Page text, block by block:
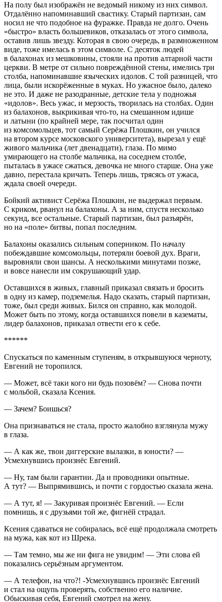
На полу был изображён не ведомый никому из них символ.
Отдалённо напоминавший свастику. Старый партизан, сам
носил не что подобное на фуражке. Правда не долго. Очень
«быстро» власть большевиков, отказалась от этого символа,
оставив лишь звезду. Которая в свою очередь, в размноженном
виде, тоже имелась в этом символе. С десяток людей
в балахонах из мешковины, стояли на против алтарной части
церкви. В метре от сильно повреждённой стены, имелись три
столба, напоминавшие языческих идолов. С той разницей, что
лица, были искорёженные в муках. Но ужасное было, далеко
не это. И даже не разодранные, детские тела у подножья
«идолов». Весь ужас, и мерзость, творилась на столбах. Один
из балахонов, выкрикивая что-то, на смешанном идише
и латыни (по крайней мере, так посчитал один
из комсомольцев, тот самый Серёжа Плошкин, он учился
на втором курсе московского университета), вырезал у ещё
живого мальчика (лет двенадцати), глаза. По мимо
умирающего на столбе мальчика, на соседнем столбе,
пыталась в ужасе сжаться, девочка не много старше. Она уже
давно, перестала кричать. Теперь лишь, трясясь от ужаса,
ждала своей очереди.
Бойкий активист Серёжа Плошкин, не выдержал первым.
С криком, рванул на балахоны. А за ним, спустя несколько
секунд, все остальные. Старый партизан, был разъярён,
но на «поле» битвы, попал последним.
Балахоны оказались сильным соперником. По началу
побеждавшие комсомольцы, потеряли боевой дух. Враги,
выровняли свои шансы. А несколькими минутами позже,
и вовсе нанесли им сокрушающий удар.
Оставшихся в живых, главный приказал связать и бросить
в одну из камер, подземелья. Надо сказать, старый партизан,
тоже, был среди живых. Бился он справно, как молодой.
Может быть по этому, когда оставшихся повели в казематы,
лидер балахонов, приказал отвести его к себе.
******
Спускаться по каменным ступеням, в открывшуюся черноту,
Евгений не торопился.
— Может, всё таки кого ни будь позовём? — Снова почти
с мольбой, сказала Ксения.
— Зачем? Боишься?
Она признаваться не стала, просто жалобно взглянула мужу
в глаза.
— А как же, твои диггерские вылазки, в юности? —
Усмехнувшись произнёс Евгений.
— Ну, там были гарантии. Да и проводники опытные.
А тут? — Выпрямившись, и почти с гордостью сказала жена.
— А тут, я! — Закуривая произнёс Евгений. — Если
помнишь, я с друзьями той же, фигнёй страдал.
Ксения сдаваться не собиралась, всё ещё продолжала смотреть
на мужа, как кот из Шрека.
— Там темно, мы же ни фига не увидим! — Эти слова ей
показались серьёзным аргументом.
— А телефон, на что?! -Усмехнувшись произнёс Евгений
и стал на ощупь проверять, собственно его наличие.
Обыскивая себя, Евгений смотрел на жену.